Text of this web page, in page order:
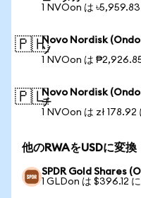
1 NVOon は
🇵🇭Novo Nordisk (Ondo
ソ
1 NVOon は
🇵🇱Novo Nordisk (Ondo
チ
1 NVOon は zł 178.92
他のRWAをUSDに変換
SPDR Gold Shares
1 GLDon は $396.12